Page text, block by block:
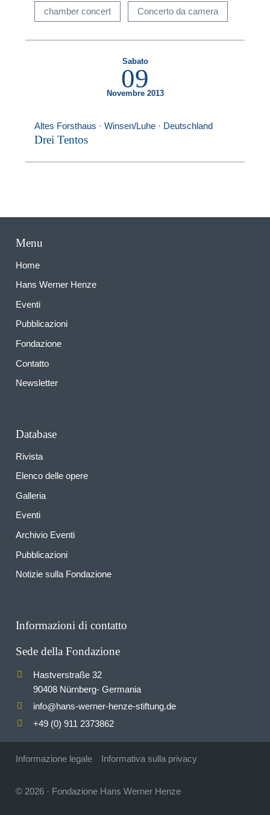
chamber concert Concerto da camera
Sabato
09
Novembre 2013
Altes Forsthaus · Winsen/Luhe · Deutschland
Drei Tentos
Menu
Home
Hans Werner Henze
Eventi
Pubblicazioni
Fondazione
Contatto
Newsletter
Database
Rivista
Elenco delle opere
Galleria
Eventi
Archivio Eventi
Pubblicazioni
Notizie sulla Fondazione
Informazioni di contatto
Sede della Fondazione
Hastverstraße 32
90408 Nürnberg- Germania
info@hans-werner-henze-stiftung.de
+49 (0) 911 2373862
Informazione legale Informativa sulla privacy
© 2026 · Fondazione Hans Werner Henze